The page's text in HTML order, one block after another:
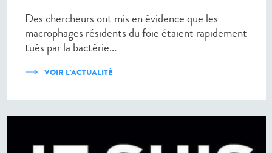
Des chercheurs ont mis en évidence que les
macrophages résidents du foie étaient rapidement
tués par la bactérie...
VOIR L'ACTUALITÉ